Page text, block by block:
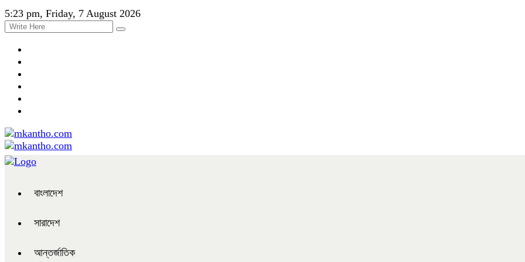
5:23 pm, Friday, 7 August 2026
বাংলাদেশ
সারাদেশ
আন্তর্জাতিক